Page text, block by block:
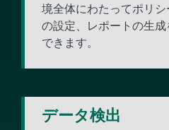
境全体にわたってポリ
の設定、レポートの生
できます。
データ検出